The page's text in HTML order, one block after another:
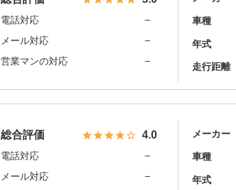
電話対応 －
メール対応 －
営業マンの対応 －
車種
年式
走行距離
総合評価 4.0
電話対応 －
メール対応 －
メーカー
車種
年式